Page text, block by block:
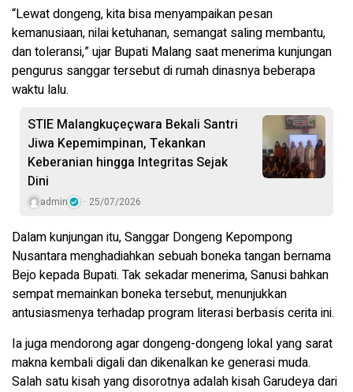
“Lewat dongeng, kita bisa menyampaikan pesan
kemanusiaan, nilai ketuhanan, semangat saling membantu,
dan toleransi,” ujar Bupati Malang saat menerima kunjungan
pengurus sanggar tersebut di rumah dinasnya beberapa
waktu lalu.
STIE Malangkuçeçwara Bekali Santri
Jiwa Kepemimpinan, Tekankan
Keberanian hingga Integritas Sejak
Dini
admin 25/07/2026
Dalam kunjungan itu, Sanggar Dongeng Kepompong
Nusantara menghadiahkan sebuah boneka tangan bernama
Bejo kepada Bupati. Tak sekadar menerima, Sanusi bahkan
sempat memainkan boneka tersebut, menunjukkan
antusiasmenya terhadap program literasi berbasis cerita ini.
Ia juga mendorong agar dongeng-dongeng lokal yang sarat
makna kembali digali dan dikenalkan ke generasi muda.
Salah satu kisah yang disorotnya adalah kisah Garudeya dari